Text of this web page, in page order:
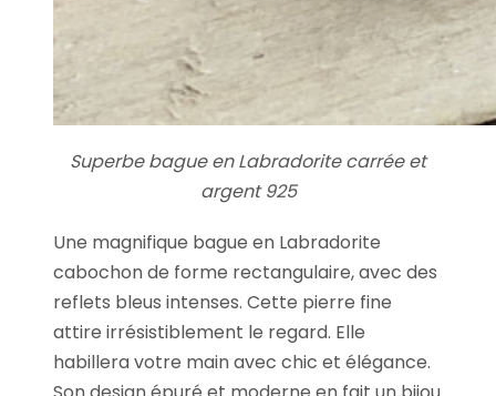
Superbe bague en Labradorite carrée et
argent 925
Une magnifique bague en Labradorite
cabochon de forme rectangulaire, avec des
reflets bleus intenses. Cette pierre fine
attire irrésistiblement le regard. Elle
habillera votre main avec chic et élégance.